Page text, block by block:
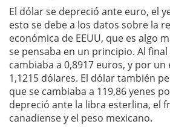
El dólar se depreció ante euro, el
esto se debe a los datos sobre la
económica de EEUU, que es algo
se pensaba en un principio. Al
cambiaba a 0,8917 euros, y por un
1,1215 dólares. El dólar también
que se cambiaba a 119,86 yenes
depreció ante la libra esterlina, el
canadiense y el peso mexicano.